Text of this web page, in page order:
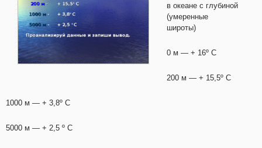
в океане с глубиной
(умеренные
широты)
0 м — + 16º С
200 м — + 15,5º С
1000 м — + 3,8º С
5000 м — + 2,5 º С